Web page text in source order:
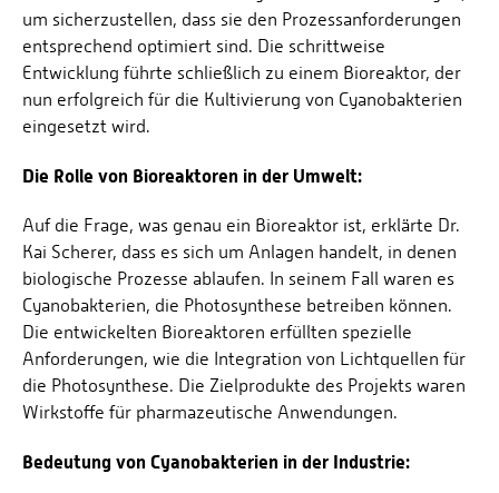
um sicherzustellen, dass sie den Prozessanforderungen
entsprechend optimiert sind. Die schrittweise
Entwicklung führte schließlich zu einem Bioreaktor, der
nun erfolgreich für die Kultivierung von Cyanobakterien
eingesetzt wird.
Die Rolle von Bioreaktoren in der Umwelt:
Auf die Frage, was genau ein Bioreaktor ist, erklärte Dr.
Kai Scherer, dass es sich um Anlagen handelt, in denen
biologische Prozesse ablaufen. In seinem Fall waren es
Cyanobakterien, die Photosynthese betreiben können.
Die entwickelten Bioreaktoren erfüllten spezielle
Anforderungen, wie die Integration von Lichtquellen für
die Photosynthese. Die Zielprodukte des Projekts waren
Wirkstoffe für pharmazeutische Anwendungen.
Bedeutung von Cyanobakterien in der Industrie: